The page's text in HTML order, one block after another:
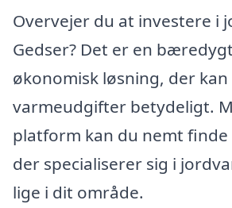
Overvejer du at investere i
Gedser? Det er en
økonomisk løsning, der
varmeudgifter betydeligt.
platform kan du nemt finde
der specialiserer sig i
lige i dit område.